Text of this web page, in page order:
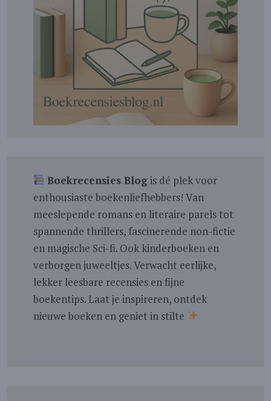
Boekrecensies Blogis dé plek voor
enthousiaste boekenliefhebbers! Van
meeslepende romans en literaire parels tot
spannende thrillers, fascinerende non-fictie
en magische Sci-fi. Ook kinderboeken en
verborgen juweeltjes. Verwacht eerlijke,
lekker leesbare recensies en fijne
boekentips. Laat je inspireren, ontdek
nieuwe boeken en geniet in stilte